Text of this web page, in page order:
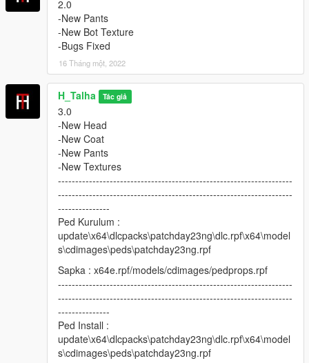
2.0
-New Pants
-New Bot Texture
-Bugs Fixed
16 Tháng một, 2022
H_Talha Tác giả
3.0
-New Head
-New Coat
-New Pants
-New Textures
--------------------------------------------------------------------
--------------------------------------------------------------------
---------------
Ped Kurulum :
update\x64\dlcpacks\patchday23ng\dlc.rpf\x64\model
s\cdimages\peds\patchday23ng.rpf
Sapka : x64e.rpf/models/cdimages/pedprops.rpf
--------------------------------------------------------------------
--------------------------------------------------------------------
---------------
Ped Install :
update\x64\dlcpacks\patchday23ng\dlc.rpf\x64\model
s\cdimages\peds\patchday23ng.rpf